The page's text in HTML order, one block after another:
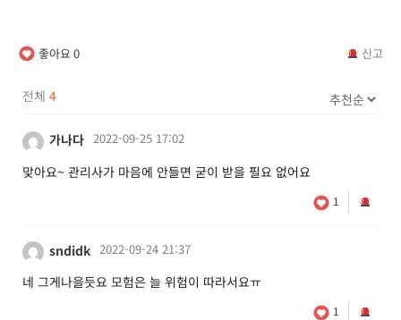
좋아요0 신고
전체 4
가나다 2022-09-25 17:02
맞아요~ 관리사가 마음에 안들면 굳이 받을 필요 없어요
1
sndidk 2022-09-24 21:37
네 그게나을듯요 모험은 늘 위험이 따라서요ㅠ
1